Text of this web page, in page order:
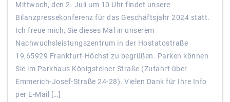
Mittwoch, den 2. Juli um 10 Uhr findet unsere
Bilanzpressekonferenz für das Geschäftsjahr 2024 statt.
Ich freue mich, Sie dieses Mal in unserem
Nachwuchsleistungszentrum in der Hostatostraße
19,65929 Frankfurt-Höchst zu begrüßen. Parken können
Sie im Parkhaus Königsteiner Straße (Zufahrt über
Emmerich-Josef-Straße 24-28). Vielen Dank für Ihre Info
per E-Mail […]